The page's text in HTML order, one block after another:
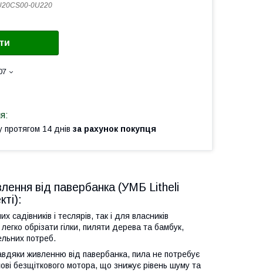
0U220
протягом 14 днів за рахунок покупця
від павербанка (УМБ Litheli
і теслярів, так і для власників
обрізати гілки, пиляти дерева та бамбук,
потреб.
живленню від павербанка, пила не потребує
безщіткового мотора, що знижує рівень шуму та